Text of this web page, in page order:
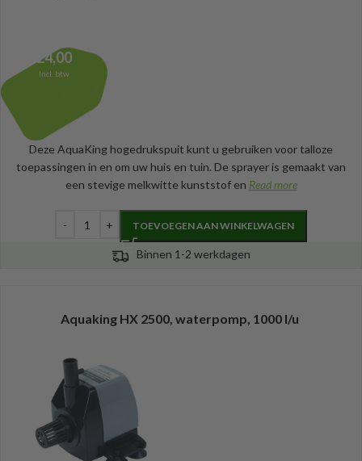
24,00
Incl. btw
Deze AquaKing hogedrukspuit kunt u gebruiken voor talloze
toepassingen in en om uw huis en tuin. De sprayer is gemaakt van
een stevige melkwitte kunststof en Read more
TOEVOEGEN AAN WINKELWAGEN
Binnen 1-2 werkdagen
Aquaking HX 2500, waterpomp, 1000 l/u